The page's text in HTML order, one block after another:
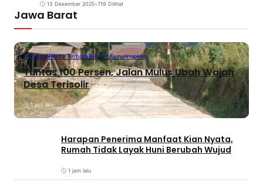
13 Desember 2025•719 Dilihat
Jawa Barat
BandungBerita TerbaruBerita UtamaInspirasi
Tuntas 100 Persen, Jalan Mulus Ubah Wajah
Desa Terisolir
1 jam lalu
Harapan Penerima Manfaat Kian Nyata,
Rumah Tidak Layak Huni Berubah Wujud
1 jam lalu